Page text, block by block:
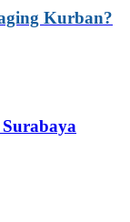
Kurban?